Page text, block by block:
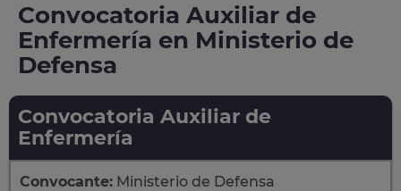
Convocatoria Auxiliar de
Enfermería en Ministerio de
Defensa
Convocatoria Auxiliar de
Enfermería
Convocante: Ministerio de Defensa